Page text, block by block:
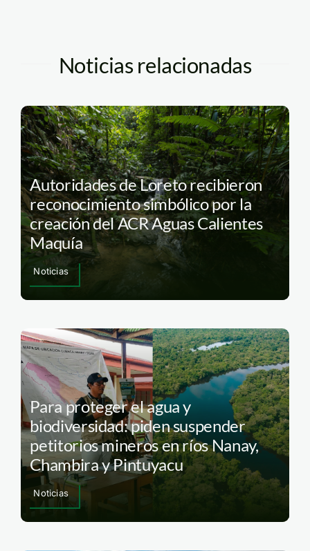
Noticias relacionadas
Autoridades de Loreto recibieron
reconocimiento simbólico por la
creación del ACR Aguas Calientes
Maquía
Noticias
Para proteger el agua y
biodiversidad: piden suspender
petitorios mineros en ríos Nanay,
Chambira y Pintuyacu
Noticias